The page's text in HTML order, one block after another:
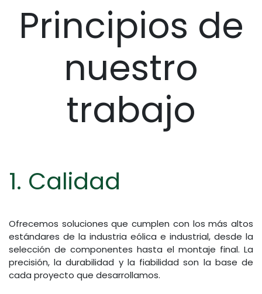
Principios de
nuestro
trabajo
1. Calidad
Ofrecemos soluciones que cumplen con los más altos
estándares de la industria eólica e industrial, desde la
selección de componentes hasta el montaje final. La
precisión, la durabilidad y la fiabilidad son la base de
cada proyecto que desarrollamos.